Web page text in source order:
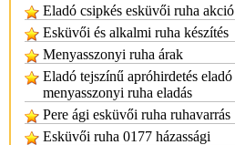
Eladó csipkés esküvői ruha akció
Esküvői és alkalmi ruha készítés
Menyasszonyi ruha árak
Eladó tejszínű apróhirdetés eladó
menyasszonyi ruha eladás
Pere ági esküvői ruha ruhavarrás
Esküvői ruha 0177 házassági